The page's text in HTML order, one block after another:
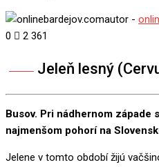
autor -
0
2 361
Jeleň lesný
Busov. Pri nádhernom západe
najmenšom pohorí na
Jelene v tomto období žijú